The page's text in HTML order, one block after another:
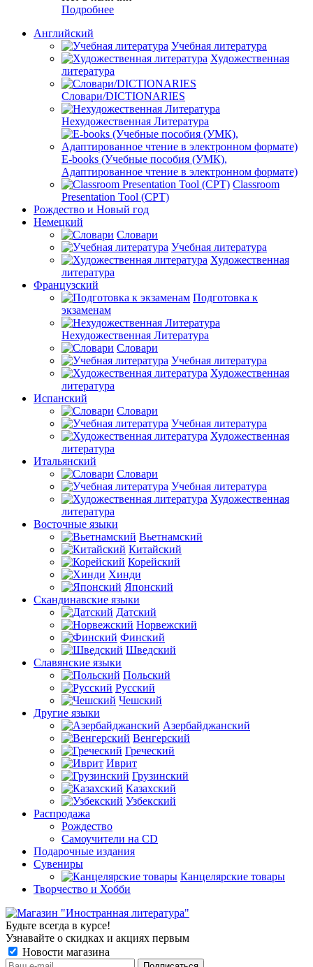
Подробнее
Английский
Учебная литература
Художественная
литература
Словари/DICTIONARIES
Нехудожественная Литература
E-books (Учебные пособия (УМК),
Адаптированное чтение в электронном формате)
Classroom
Presentation Tool (CPT)
Рождество и Новый год
Немецкий
Словари
Учебная литература
Художественная
литература
Французский
Подготовка к
экзаменам
Нехудожественная Литература
Словари
Учебная литература
Художественная
литература
Испанский
Словари
Учебная литература
Художественная
литература
Итальянский
Словари
Учебная литература
Художественная
литература
Восточные языки
Вьетнамский
Китайский
Корейский
Хинди
Японский
Скандинавские языки
Датский
Норвежский
Финский
Шведский
Славянские языки
Польский
Русский
Чешский
Другие языки
Азербайджанский
Венгерский
Греческий
Иврит
Грузинский
Казахский
Узбекский
Распродажа
Рождество
Самоучители на CD
Подарочные издания
Сувениры
Канцелярские товары
Творчество и Хобби
Будьте всегда в курсе!
Узнавайте о скидках и акциях первым
Новости магазина